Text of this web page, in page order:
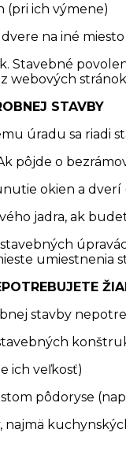
(pri ich výmene)
na iné
Stavebné
webových
STAVBY
úradu sa riadi
pôjde o
okien a
jadra, ak
umiestnenia
stavby
ich veľkosť)
pôdoryse
najmä